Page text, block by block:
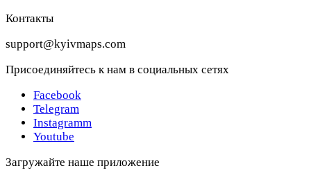
Контакты
support@kyivmaps.com
Присоединяйтесь к нам в социальных сетях
Facebook
Telegram
Instagramm
Youtube
Загружайте наше приложение